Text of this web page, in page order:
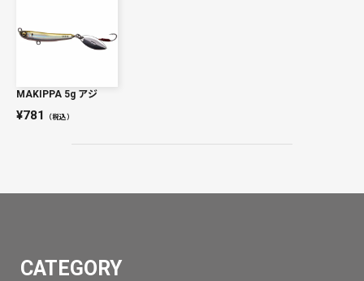
MAKIPPA 5g アジ
781 （税込）
CATEGORY